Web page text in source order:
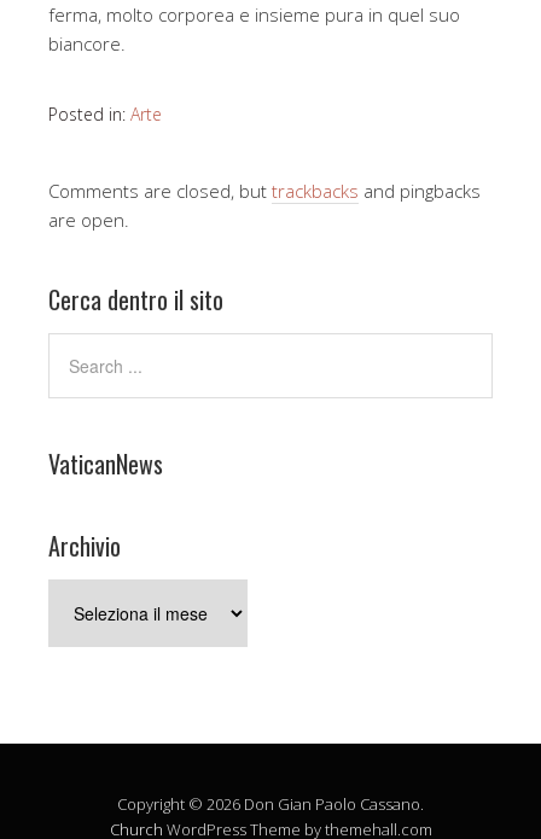
ferma, molto corporea e insieme pura in quel suo
biancore.
Posted in: Arte
Comments are closed, but trackbacks and pingbacks
are open.
Cerca dentro il sito
VaticanNews
Archivio
Copyright © 2026 Don Gian Paolo Cassano.
Church WordPress Theme by themehall.com